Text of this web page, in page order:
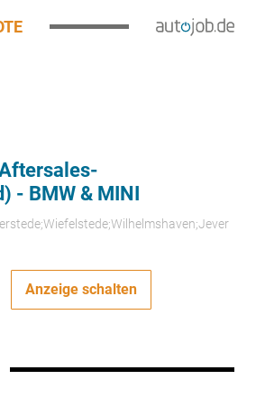
- BMW & MINI
Anzeige schalten